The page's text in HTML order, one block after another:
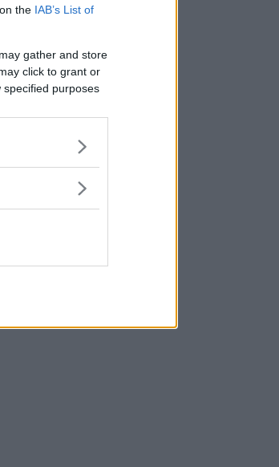
the IAB’s List of
gather and store
click to grant or
purposes